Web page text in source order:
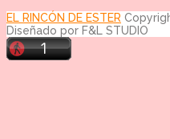
EL RINCÓN DE ESTER
Diseñado por F&L STUDIO